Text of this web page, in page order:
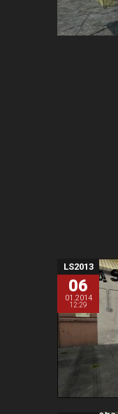
LS2013
06
01.2014
12:29